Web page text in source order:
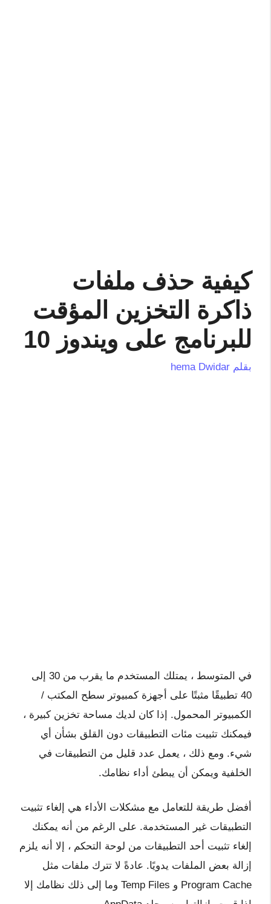
كيفية حذف ملفات
ذاكرة التخزين المؤقت
للبرنامج على ويندوز 10
بقلم hema Dwidar
في المتوسط ​​، يمتلك المستخدم ما يقرب من 30 إلى
40 تطبيقًا مثبتًا على أجهزة كمبيوتر سطح المكتب /
الكمبيوتر المحمول. إذا كان لديك مساحة تخزين كبيرة ،
فيمكنك تثبيت مئات التطبيقات دون القلق بشأن أي
شيء. ومع ذلك ، يعمل عدد قليل من التطبيقات في
الخلفية ويمكن أن يبطئ أداء نظامك.
أفضل طريقة للتعامل مع مشكلات الأداء هي إلغاء تثبيت
التطبيقات غير المستخدمة. على الرغم من أنه يمكنك
إلغاء تثبيت أحد التطبيقات من لوحة التحكم ، إلا أنه يلزم
إزالة بعض الملفات يدويًا. عادةً لا تترك ملفات مثل
Program Cache و Temp Files وما إلى ذلك نظامك إلا